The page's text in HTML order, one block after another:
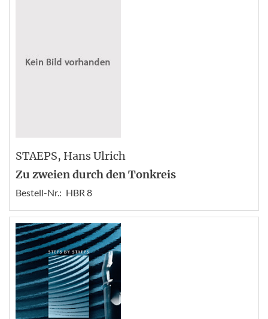
STAEPS, Hans Ulrich
Zu zweien durch den Tonkreis
Bestell-Nr.: HBR 8